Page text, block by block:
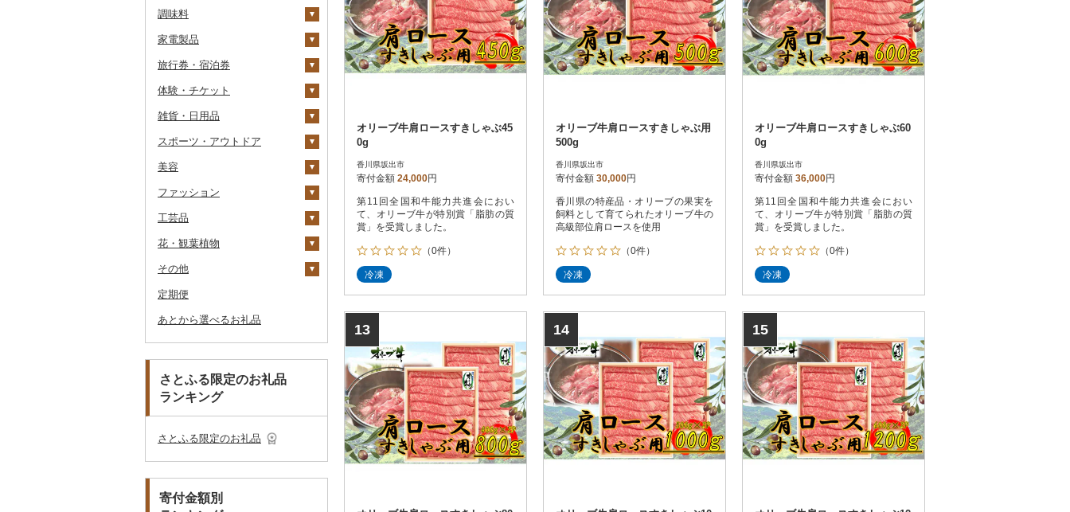
その他魚卵
牡蠣（カキ）
あさり
しじみ
サザエ
はまぐり
その他貝
鮭・サーモン
マグロ
イワシ
カツオ
金目鯛
クエ
サバ
鯛
のどぐろ
ブリ
ほっけ
その他鮮魚
イカ・タコ
イカ
タコ
海苔・海藻
海苔
わかめ
ひじき
その他海苔・海藻
干物
ししゃも
その他干物
その他魚介・加工品
しらす・ちりめん
かまぼこ・練り製品
はえぬき
さがびより
あきたこまち
ひとめぼれ
ミルキークィーン
ななつぼし
和梨
洋梨・ラフランス
マンゴー
みかん・柑橘
みかん
レモン
不知火・デコポン
せとか
まどんな
その他柑橘
すいか
キウイ
柿（カキ）
ドライフルーツ
干し芋
その他果物
びわ
パイナップル
栗
人参
大根
自然薯
レンコン
にんにく・生姜
その他根菜
アスパラガス
豆
きのこ
しいたけ
松茸
その他きのこ
その他野菜
山菜
かぼちゃ
レタス
その他乳製品
大吟醸
吟醸
その他日本酒
麦焼酎
米焼酎
黒糖焼酎
その他焼酎
泡盛
ワイン
白ワイン
赤ワイン
シャンパン・スパーク
ウイスキー
リキュール・洋酒
甘酒
ノンアルコール
その他酒
コーヒー豆
粉
ドリップ
飲料
茶葉・ティーバッグ
静岡茶
足柄茶
知覧茶
八女茶
果汁飲料
りんごジュース
みかんジュース（オレ
紅茶
飲料
茶葉・ティーバッグ
その他飲料・ジュース
野菜ジュース
炭酸飲料
豆乳
焼き菓子
プリン
ゼリー
チョコレート
カステラ
アイス・ジェラート
その他洋菓子
煎餅・おかき
羊羹
饅頭
大福
その他和菓子
うどん
そば
パスタ
ひやむぎ
そうめん
その他麺
惣菜
餃子
シュウマイ
コロッケ
その他惣菜
カレー・シチュー
カレー
シチュー
鍋
肉
魚
その他鍋
ピザ
レトルト
スープ
豆腐・納豆
豆腐
漬物
キムチ
その他漬物
缶詰・瓶詰
肉
魚
ジャム
その他缶詰・瓶詰
乾物
燻製（スモーク）
おせち
その他加工品
調味料
砂糖
塩
醤油
味噌
酢
だし
食用油
オリーブオイル
ごま油
はちみつ
ドレッシング
その他調味料
ケチャップ
こしょう
その他調味料
家電製品
季節・空調家電
キッチン家電
照明器具
パソコン・周辺機器
TV・オーディオ・カメラ
美容・健康家電
カー用品
時計
その他家電
旅行券・宿泊券
旅行券
JTBふるさと旅行クー
その他旅行券
宿泊券
体験・チケット
PayPay商品券
食事券
温泉・サウナ・スパ利用
券
GDOふるさとゴルフ
プレークーポン
その他のゴルフプレー
花火大会チケット
カタログギフト
雑貨・日用品
家具・インテリア
机・テーブル
その他家具・インテリ
寝具
布団
毛布
タオルケット
タオル
その他タオル
文房具・印鑑
ボールペン
ノート・ファイル
その他文房具
食器
グラス・カップ
箸
スプーン・フォーク・
ナイフ
皿・椀
その他食器
キッチン用品
フライパン
鍋
まな板
土鍋
日用品
洗剤
トイレットペーパー
ティッシュ
その他日用品
楽器・器材
本・CD・DVD
おもちゃ・ぬいぐるみ
ご当地キャラクター
ペット用品
その他雑貨
スポーツ・アウトドア
ゴルフ
ゴルフボール
ゴルフウェア
その他ゴルフ
釣り
サイクリング
アウトドア・キャンプ
その他スポーツ
その他スポーツ
美容
スキンケア
洗顔
その他スキンケア
シャンプー・リンス
石鹸・ボディーソープ
入浴剤
アロマ
プロテイン
その他美容
ファッション
鞄・バッグ
トートバッグ・ショル
ツケース
その他鞄・バッグ
洋服
女性・レディース
子供・ベビー
その他洋服
和服
靴・履物
靴・シューズ
スリッパ・下駄・草履
その他靴・履物
アクセサリー
ペンダント・ネックレ
ス
ピアス・イヤリング
その他アクセサリー
その他服飾小物
ショール・ストール
マフラー・手袋
工芸品
織物
本場奄美大島紬
陶器・漆器
唐津焼
備前焼
美濃焼
村上木彫堆朱
その他装飾品・工芸品
数珠
工芸品
播州そろばん
美濃和紙
花・観葉植物
観葉植物・苗木
花
胡蝶蘭
造花・プリザーブドフ
ラワー
その他花
盆栽・その他
その他
地域サービス
その他
定期便
あとから選べるお礼品
さとふる限定のお礼品
ランキング
さとふる限定のお礼品
寄付金額別
オリーブ牛肩ロースすきしゃぶ45
0g
香川県坂出市
寄付金額 24,000円
第11回全国和牛能力共進会におい
て、オリーブ牛が特別賞「脂肪の質
賞」を受賞しました。
（0件）
冷凍
オリーブ牛肩ロースすきしゃぶ用
500g
香川県坂出市
寄付金額 30,000円
香川県の特産品・オリーブの果実を
飼料として育てられたオリーブ牛の
高級部位肩ロースを使用
（0件）
冷凍
オリーブ牛肩ロースすきしゃぶ60
0g
香川県坂出市
寄付金額 36,000円
第11回全国和牛能力共進会におい
て、オリーブ牛が特別賞「脂肪の質
賞」を受賞しました。
（0件）
冷凍
13 14 15